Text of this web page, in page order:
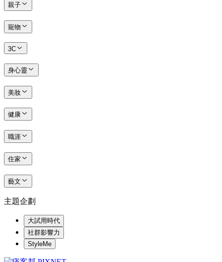
親子
寵物
3C
身心靈
美妝
健康
職涯
住家
藝文
主題企劃
大試用時代
社群影響力
StyleMe